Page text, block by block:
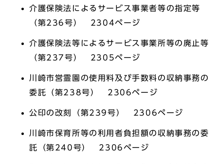
介護保険法によるサービス事業者等の指定等
（第236号） 2304ページ
介護保険法等によるサービス事業所等の廃止等
（第237号） 2305ページ
川崎市営霊園の使用料及び手数料の収納事務の
委託（第238号） 2306ページ
公印の改刻（第239号） 2306ページ
川崎市保育所等の利用者負担額の収納事務の委
託（第240号） 2306ページ